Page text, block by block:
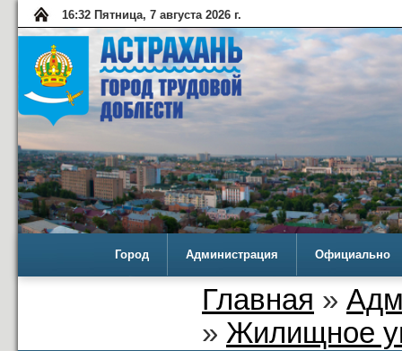
16:32 Пятница, 7 августа 2026 г.
Город Администрация Официально
Главная »
» Жилищное